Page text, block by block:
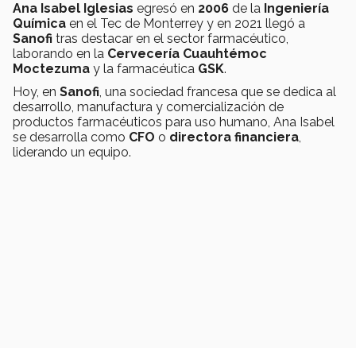
Ana Isabel Iglesias egresó en 2006 de la Ingeniería
Química en el Tec de Monterrey y en 2021 llegó a
Sanofi tras destacar en el sector farmacéutico,
laborando en la Cervecería Cuauhtémoc
Moctezuma y la farmacéutica GSK.
Hoy, en Sanofi, una sociedad francesa que se dedica al
desarrollo, manufactura y comercialización de
productos farmacéuticos para uso humano, Ana Isabel
se desarrolla como CFO o directora financiera,
liderando un equipo.